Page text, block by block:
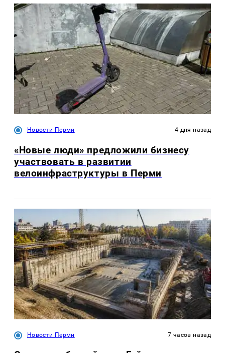
Новости Перми 4 дня назад
«Новые люди» предложили бизнесу
участвовать в развитии
велоинфраструктуры в Перми
Новости Перми 7 часов назад